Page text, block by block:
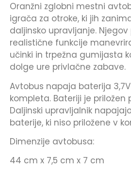
Oranžni zglobni mestni
igrača za otroke, ki jih
daljinsko upravljanje.
realistične funkcije
učinki in trpežna gumijasta
dolge ure privlačne zabave.
Avtobus napaja baterija
kompleta. Bateriji je priložen
Daljinski upravljalnik napajajo
baterije, ki niso priložene v
Dimenzije avtobusa:
44 cm x 7,5 cm x 7 cm